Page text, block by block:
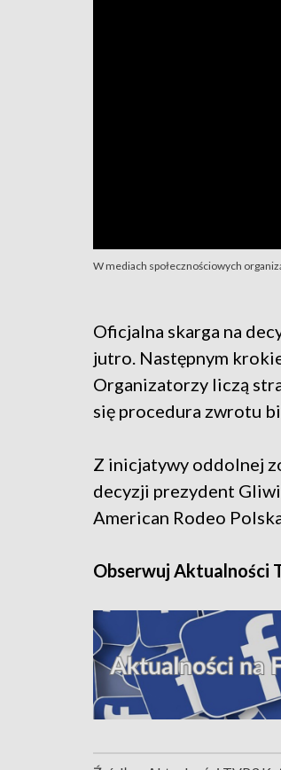
W mediach społecznościowych
Oficjalna skarga na
jutro. Następnym
Organizatorzy liczą
się procedura zwrotu
Z inicjatywy oddolnej
decyzji prezydent
American Rodeo
Obserwuj Aktualności